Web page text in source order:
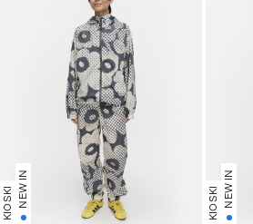
KIOSKI NEW IN KIOSKI NEW IN